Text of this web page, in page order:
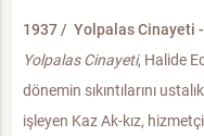
1937 / Yolpalas Cinayeti
Yolpalas Cinayeti, Halide
dönemin sıkıntılarını
işleyen Kaz Ak-kız,